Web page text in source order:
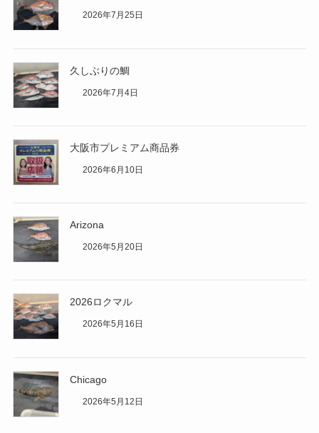
2026年7月25日
久しぶりの鯛
2026年7月4日
大阪市プレミアム商品券
2026年6月10日
Arizona
2026年5月20日
2026ロクマル
2026年5月16日
Chicago
2026年5月12日